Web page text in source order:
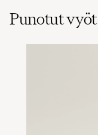
Punotut vyöt